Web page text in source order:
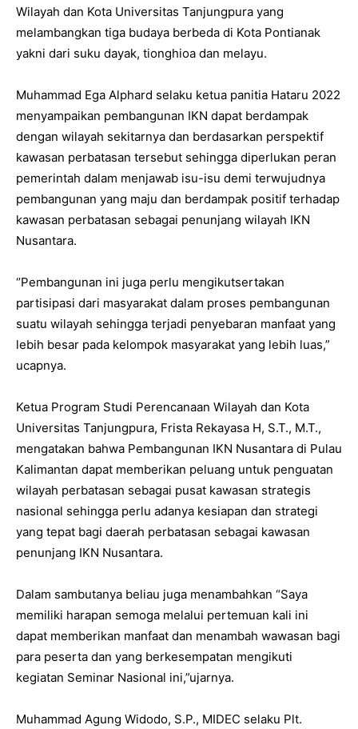
Wilayah dan Kota Universitas Tanjungpura yang
melambangkan tiga budaya berbeda di Kota Pontianak
yakni dari suku dayak, tionghioa dan melayu.
Muhammad Ega Alphard selaku ketua panitia Hataru 2022
menyampaikan pembangunan IKN dapat berdampak
dengan wilayah sekitarnya dan berdasarkan perspektif
kawasan perbatasan tersebut sehingga diperlukan peran
pemerintah dalam menjawab isu-isu demi terwujudnya
pembangunan yang maju dan berdampak positif terhadap
kawasan perbatasan sebagai penunjang wilayah IKN
Nusantara.
‘’Pembangunan ini juga perlu mengikutsertakan
partisipasi dari masyarakat dalam proses pembangunan
suatu wilayah sehingga terjadi penyebaran manfaat yang
lebih besar pada kelompok masyarakat yang lebih luas,”
ucapnya.
Ketua Program Studi Perencanaan Wilayah dan Kota
Universitas Tanjungpura, Frista Rekayasa H, S.T., M.T.,
mengatakan bahwa Pembangunan IKN Nusantara di Pulau
Kalimantan dapat memberikan peluang untuk penguatan
wilayah perbatasan sebagai pusat kawasan strategis
nasional sehingga perlu adanya kesiapan dan strategi
yang tepat bagi daerah perbatasan sebagai kawasan
penunjang IKN Nusantara.
Dalam sambutanya beliau juga menambahkan “Saya
memiliki harapan semoga melalui pertemuan kali ini
dapat memberikan manfaat dan menambah wawasan bagi
para peserta dan yang berkesempatan mengikuti
kegiatan Seminar Nasional ini,”ujarnya.
Muhammad Agung Widodo, S.P., MIDEC selaku Plt.